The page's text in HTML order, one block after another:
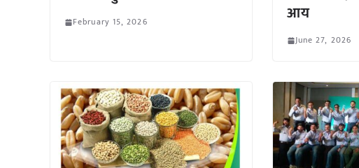
February 15, 2026 आय
June 27, 2026